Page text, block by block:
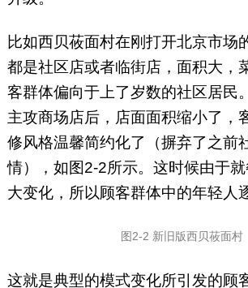
比如西贝莜面村在刚打开北京市场
都是社区店或者临街店，面积大，
客群体偏向于上了岁数的社区居民
主攻商场店后，店面面积缩小了，
修风格温馨简约化了（摒弃了之前
情），如图2-2所示。这时候由于
大变化，所以顾客群体中的年轻人
图2-2 新旧版西贝莜面村
这就是典型的模式变化所引发的顾